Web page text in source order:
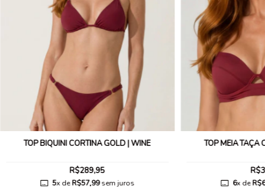
TOP BIQUÍNI CORTINA GOLD | WINE
R$289,95
5x deR$57,99sem juros
TOP MEIA TAÇA
6x de